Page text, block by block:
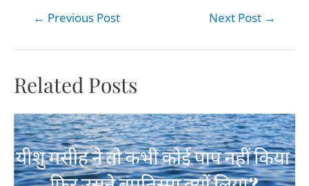
← Previous Post Next Post →
Related Posts